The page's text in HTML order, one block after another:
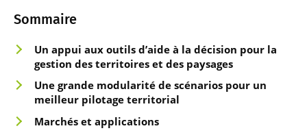
Sommaire
Un appui aux outils d’aide à la décision pour la
gestion des territoires et des paysages
Une grande modularité de scénarios pour un
meilleur pilotage territorial
Marchés et applications